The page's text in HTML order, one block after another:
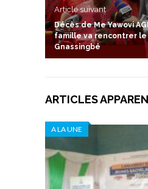
Article suivant
Décès de Me Yawovi
famille va rencontrer le
Gnassingbé
ARTICLES
A LA UNE